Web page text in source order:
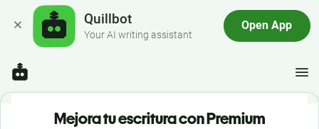
Quillbot
Your AI writing assistant
Open App
Mejora tu escritura con Premium